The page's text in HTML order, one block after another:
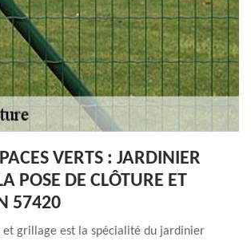
VERTS : JARDINIER
POSE DE CLÔTURE ET
57420
et grillage est la spécialité du jardinier